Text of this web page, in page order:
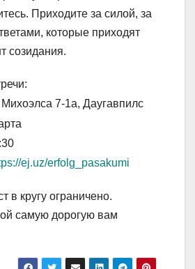
Приходите за силой, за
которые приходят
созидания.
7-1а, Даугавпилс
ej.uz/erfolg_pasakumi
в кругу ограничено.
самую дорогую вам